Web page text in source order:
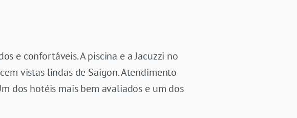
e confortáveis. A piscina e a Jacuzzi no
vistas lindas de Saigon. Atendimento
dos hotéis mais bem avaliados e um dos